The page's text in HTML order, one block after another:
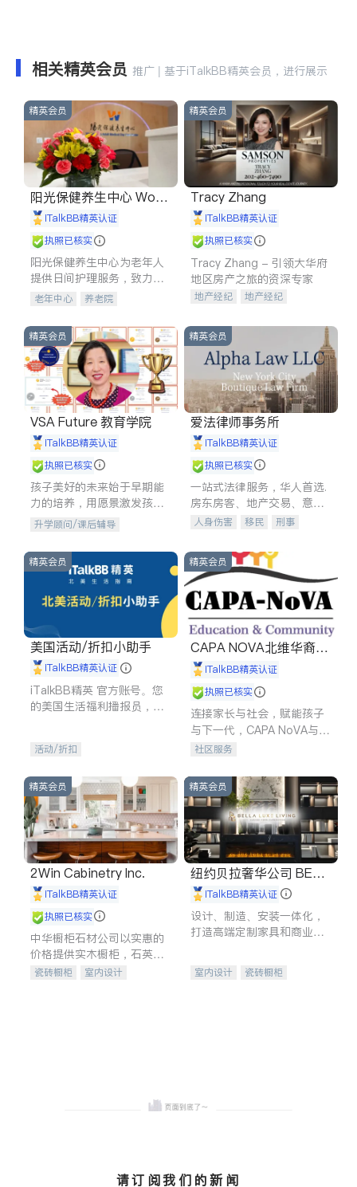
相关精英会员 推广 | 基于iTalkBB精英会员，进行展示
精英会员
阳光保健养生中心 World
shine
iTalkBB精英认证
执照已核实
阳光保健养生中心为老年人
提供日间护理服务，致力于
通过持续的护理创新来有效
老年中心 养老院
精英会员
Tracy Zhang
iTalkBB精英认证
执照已核实
Tracy Zhang - 引领大华府
地区房产之旅的资深专家
地产经纪
地产经纪
商铺租售
精英会员
VSA Future 教育学院
iTalkBB精英认证
执照已核实
孩子美好的未来始于早期能
力的培养，用愿景激发孩子
的学习潜力和动力。理念：
拥有成长型心态是成功的基
石。
升学顾问/课后辅导
精英会员
爱法律师事务所
iTalkBB精英认证
执照已核实
一站式法律服务，华人首选.
房东房客、地产交易、意外
伤害、车祸重伤、商业诉
建筑合同、刑事案件全包办
人身伤害 移民
刑事
信托/遗嘱
商业
索赔
律师-其它 保释
精英会员
美国活动/折扣小助手
iTalkBB精英认证
iTalkBB精英 官方账号。您
的美国生活福利播报员，精
专属福利。
活动/折扣
精英会员
CAPA NOVA北维华裔家
长会iTalkBB精英认证
执照已核实
连接家长与社会，赋能孩子
与下一代，CAPA NoVA与您
携手建设包容、公平、充满
社区服务
精英会员
2Win Cabinetry Inc.
iTalkBB精英认证
执照已核实
中华橱柜石材公司以实惠的
价格提供实木橱柜，石英石
台面，多种优质不锈钢水
瓷砖橱柜
室内设计
精英会员
纽约贝拉奢华公司 BELL
A LUXE
iTalkBB精英认证
设计、制造、安装一体化，
打造高端定制家具和商业空
室内设计
瓷砖橱柜
请订阅我们的新闻